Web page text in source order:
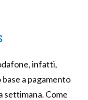
infatti,
a pagamento
settimana. Come